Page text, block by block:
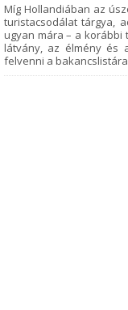
Míg Hollandiában az
turistacsodálat tárgya,
ugyan mára – a korábbi
látvány, az élmény és
felvenni a